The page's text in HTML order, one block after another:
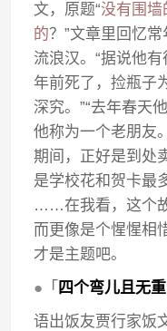
文，原题“没有围墙
的？”文章里回忆
流浪汉。“据说他
年前死了，捡瓶子
深究。”“去年春
他称为一个老朋友
期间，正好是到处
是学校花和贺卡最
……在我看，这个故
而更像是个惺惺相
才是主题吧。
● 「 四个弯儿且无
语出饭友贾行家饭